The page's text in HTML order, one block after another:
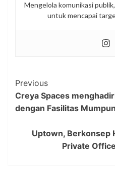
Mengelola komunikasi
untuk mencapai
Post
Navigation
Previous
Creya Spaces
dengan Fasilitas
Uptown, Berkonsep
Private